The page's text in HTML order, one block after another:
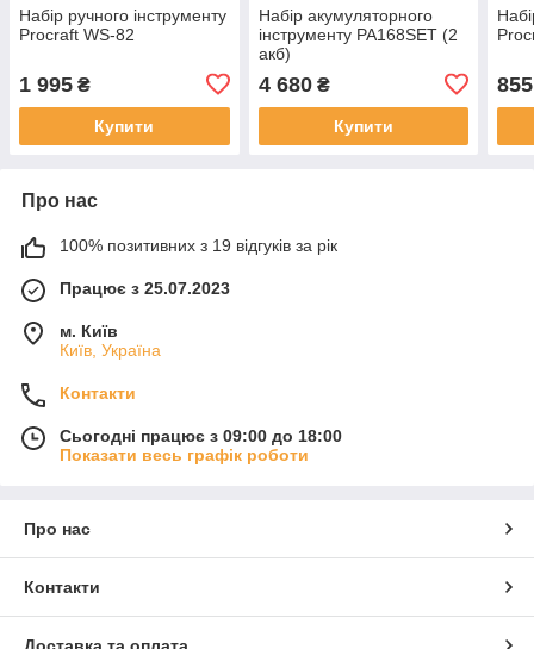
Набір ручного інструменту
Procraft WS-82
1 995 ₴
Купити
Набір акумуляторного
інструменту PA168SET (2
акб)
4 680₴
Купити
855
Про нас
100% позитивних з 19 відгуків за рік
Працює з 25.07.2023
м. Київ
Київ, Україна
Контакти
Сьогодні працює з 09:00 до 18:00
Показати весь графік роботи
Про нас
Контакти